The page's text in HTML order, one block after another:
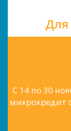
Для
С 14 по 30
микрокредит